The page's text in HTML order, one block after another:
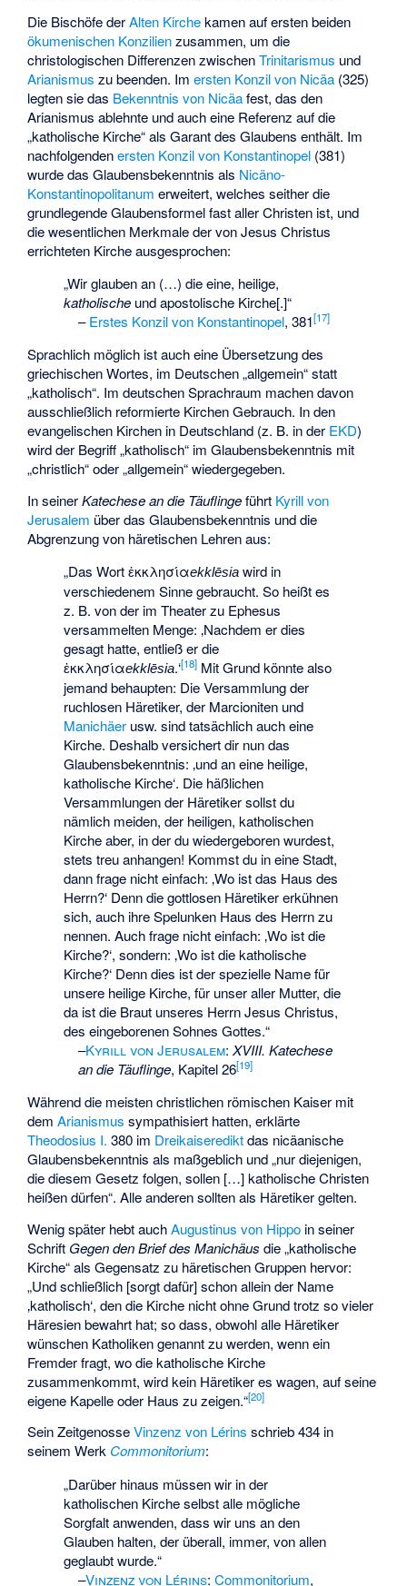
Die Bischöfe derAlten Kirchekamen auf ersten beiden
ökumenischen Konzilienzusammen, um die
christologischen Differenzen zwischenTrinitarismus und
Arianismus zu beenden. Imersten Konzil von Nicäa (325)
legten sie das Bekenntnis von Nicäafest, das den
Arianismus ablehnte und auch eine Referenz auf die
„katholische Kirche“ als Garant des Glaubens enthält. Im
nachfolgendenersten Konzil von Konstantinopel (381)
wurde das Glaubensbekenntnis als Nicäno-
Konstantinopolitanum erweitert, welches seither die
grundlegende Glaubensformel fast aller Christen ist, und
die wesentlichen Merkmale der von Jesus Christus
errichteten Kirche ausgesprochen:
„Wir glauben an (…) die eine, heilige,
katholische und apostolische Kirche[.]“
–Erstes Konzil von Konstantinopel, 381[17]
Sprachlich möglich ist auch eine Übersetzung des
griechischen Wortes, im Deutschen „allgemein“ statt
„katholisch“. Im deutschen Sprachraum machen davon
ausschließlich reformierte Kirchen Gebrauch. In den
evangelischen Kirchen in Deutschland (z. B. in der EKD)
wird der Begriff „katholisch“ im Glaubensbekenntnis mit
„christlich“ oder „allgemein“ wiedergegeben.
In seinerKatechese an die Täuflingeführt Kyrill von
Jerusalem über das Glaubensbekenntnis und die
Abgrenzung von häretischen Lehren aus:
„Das Wortἐκκλησίαekklēsia wird in
verschiedenem Sinne gebraucht. So heißt es
z. B. von der im Theater zu Ephesus
versammelten Menge: ‚Nachdem er dies
gesagt hatte, entließ er die
ἐκκλησίαekklēsia.‘[18] Mit Grund könnte also
jemand behaupten: Die Versammlung der
ruchlosen Häretiker, der Marcioniten und
Manichäer usw. sind tatsächlich auch eine
Kirche. Deshalb versichert dir nun das
Glaubensbekenntnis: ‚und an eine heilige,
katholische Kirche‘. Die häßlichen
Versammlungen der Häretiker sollst du
nämlich meiden, der heiligen, katholischen
Kirche aber, in der du wiedergeboren wurdest,
stets treu anhangen! Kommst du in eine Stadt,
dann frage nicht einfach: ‚Wo ist das Haus des
Herrn?‘ Denn die gottlosen Häretiker erkühnen
sich, auch ihre Spelunken Haus des Herrn zu
nennen. Auch frage nicht einfach: ‚Wo ist die
Kirche?‘, sondern: ‚Wo ist die katholische
Kirche?‘ Denn dies ist der spezielle Name für
unsere heilige Kirche, für unser aller Mutter, die
da ist die Braut unseres Herrn Jesus Christus,
des eingeborenen Sohnes Gottes.“
–Kyrill von Jerusalem: XVIII. Katechese
an die Täuflinge, Kapitel 26[19]
Während die meisten christlichen römischen Kaiser mit
demArianismus sympathisiert hatten, erklärte
Theodosius I. 380 im Dreikaiserediktdas nicäanische
Glaubensbekenntnis als maßgeblich und „nur diejenigen,
die diesem Gesetz folgen, sollen […] katholische Christen
heißen dürfen“. Alle anderen sollten als Häretiker gelten.
Wenig später hebt auchAugustinus von Hippo in seiner
Schrift Gegen den Brief des Manichäus die „katholische
Kirche“ als Gegensatz zu häretischen Gruppen hervor:
„Und schließlich [sorgt dafür] schon allein der Name
‚katholisch‘, den die Kirche nicht ohne Grund trotz so vieler
Häresien bewahrt hat; so dass, obwohl alle Häretiker
wünschen Katholiken genannt zu werden, wenn ein
Fremder fragt, wo die katholische Kirche
zusammenkommt, wird kein Häretiker es wagen, auf seine
eigene Kapelle oder Haus zu zeigen.“[20]
Sein ZeitgenosseVinzenz von Lérins schrieb 434 in
seinem Werk Commonitorium:
„Darüber hinaus müssen wir in der
katholischen Kirche selbst alle mögliche
Sorgfalt anwenden, dass wir uns an den
Glauben halten, der überall, immer, von allen
geglaubt wurde.“
–Vinzenz von Lérins: Commonitorium,